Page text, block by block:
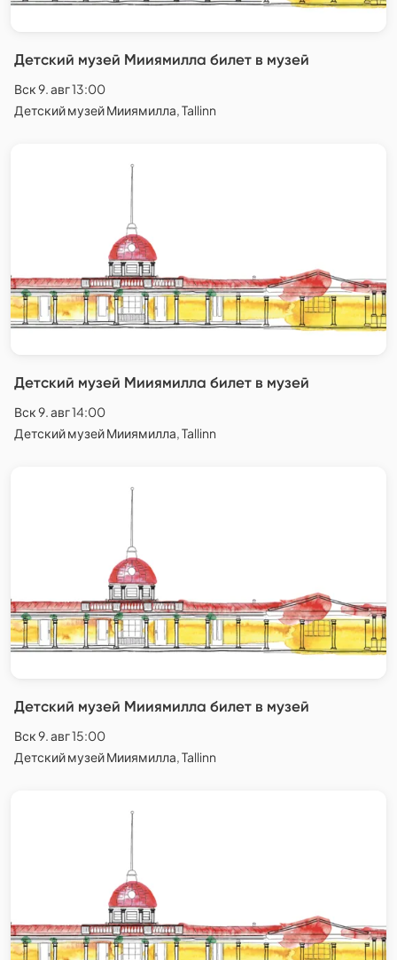
Детский музей Мииямилла билет в музей
Вск 9. авг 13:00
Детский музей Мииямилла, Tallinn
Детский музей Мииямилла билет в музей
Вск 9. авг 14:00
Детский музей Мииямилла, Tallinn
Детский музей Мииямилла билет в музей
Вск 9. авг 15:00
Детский музей Мииямилла, Tallinn